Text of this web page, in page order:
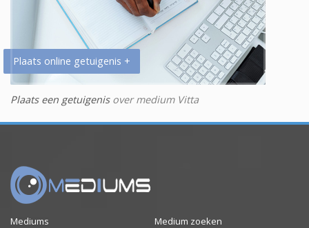
Plaats online getuigenis +
Plaats een getuigenisover medium Vitta
Mediums
Medium zoeken